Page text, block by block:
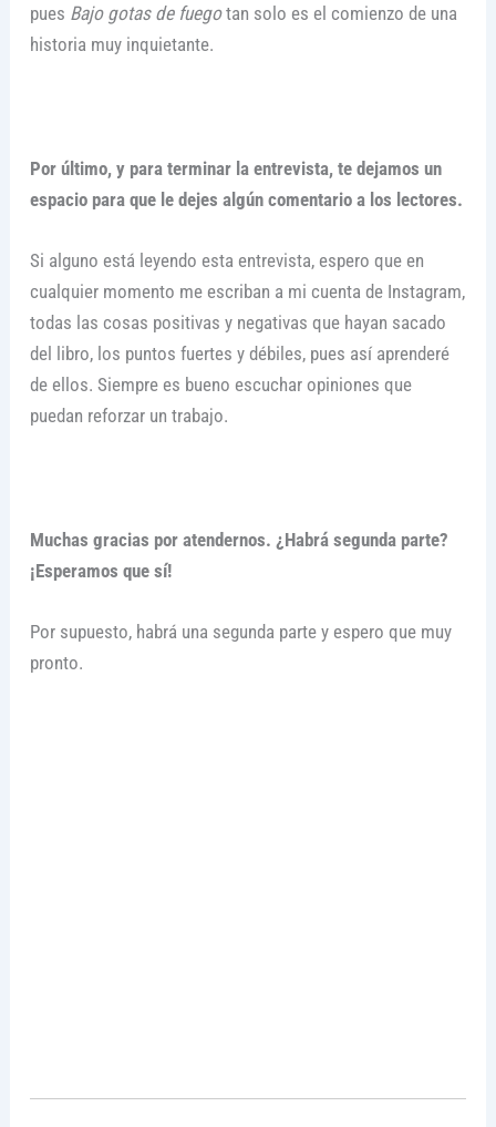
pues Bajo gotas de fuegotan solo es el comienzo de una
historia muy inquietante.
Por último, y para terminar la entrevista, te dejamos un
espacio para que le dejes algún comentario a los lectores.
Si alguno está leyendo esta entrevista, espero que en
cualquier momento me escriban a mi cuenta de Instagram,
todas las cosas positivas y negativas que hayan sacado
del libro, los puntos fuertes y débiles, pues así aprenderé
de ellos. Siempre es bueno escuchar opiniones que
puedan reforzar un trabajo.
Muchas gracias por atendernos. ¿Habrá segunda parte?
¡Esperamos que sí!
Por supuesto, habrá una segunda parte y espero que muy
pronto.